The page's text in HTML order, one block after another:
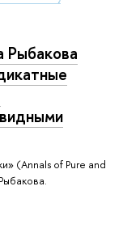
Рыбакова
(Annals of Pure and